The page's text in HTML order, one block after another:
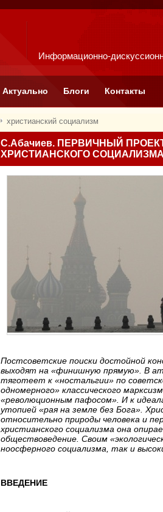
Информационно-
Актуально Блоги Контакты
христианский социализм
С.Абачиев. ПЕРВИЧНЫЙ
ХРИСТИАНСКОГО СОЦИАЛИЗМА
Постсоветские поиски достойной
выходят на «финишную прямую». В
тяготеет к «ностальгии» по
одномерного» классического
«революционным пафосом». И к
утопией «рая на земле без Бога».
относительно природы человека и
христианского социализма она
обществоведение. Своим
ноосферного социализма, так и
ВВЕДЕНИЕ